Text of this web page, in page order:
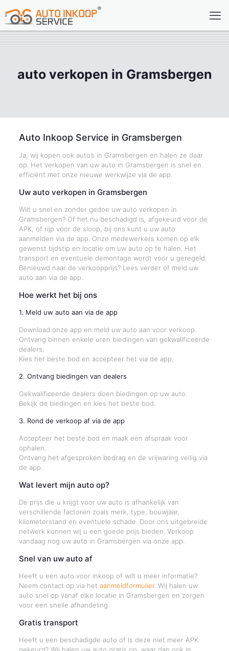
auto verkopen in Gramsbergen
Auto Inkoop Service in Gramsbergen
Ja, wij kopen ook auto’s in Gramsbergen en halen ze daar
op. Het verkopen van uw auto in Gramsbergen is snel en
efficiënt met onze nieuwe werkwijze via de app.
Uw auto verkopen in Gramsbergen
Wilt u snel en zonder gedoe uw auto verkopen in
Gramsbergen? Of het nu beschadigd is, afgekeurd voor de
APK, of rijp voor de sloop, bij ons kunt u uw auto
aanmelden via de app. Onze medewerkers komen op elk
gewenst tijdstip en locatie om uw auto op te halen. Het
transport en eventuele demontage wordt voor u geregeld.
Benieuwd naar de verkoopprijs? Lees verder of meld uw
auto aan via de app.
Hoe werkt het bij ons
1. Meld uw auto aan via de app
Download onze app en meld uw auto aan voor verkoop.
Ontvang binnen enkele uren biedingen van gekwalificeerde
dealers.
Kies het beste bod en accepteer het via de app.
2. Ontvang biedingen van dealers
Gekwalificeerde dealers doen biedingen op uw auto.
Bekijk de biedingen en kies het beste bod.
3. Rond de verkoop af via de app
Accepteer het beste bod en maak een afspraak voor
ophalen.
Ontvang het afgesproken bedrag en de vrijwaring veilig via
de app.
Wat levert mijn auto op?
De prijs die u krijgt voor uw auto is afhankelijk van
verschillende factoren zoals merk, type, bouwjaar,
kilometerstand en eventuele schade. Door ons uitgebreide
netwerk kunnen wij u een goede prijs bieden. Verkoop
vandaag nog uw auto in Gramsbergen via onze app.
Snel van uw auto af
Heeft u een auto voor inkoop of wilt u meer informatie?
Neem contact op via het aanmeldformulier. Wij halen uw
auto snel op vanaf elke locatie in Gramsbergen en zorgen
voor een snelle afhandeling.
Gratis transport
Heeft u een beschadigde auto of is deze niet meer APK